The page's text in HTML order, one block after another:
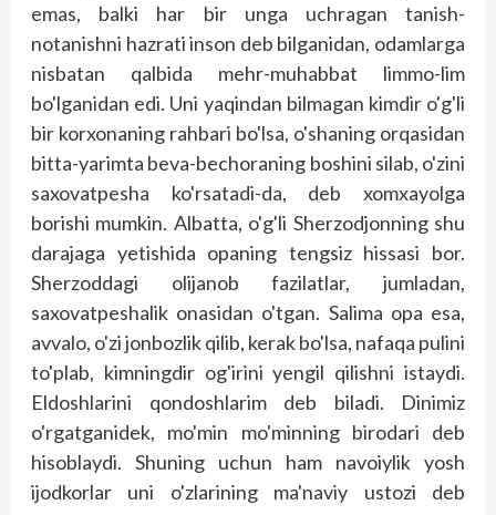
emas, balki har bir unga uchragan tanish-
notanishni hazrati inson deb bilganidan, odamlarga
nisbatan qalbida mehr-muhabbat limmo-lim
bo'lganidan edi. Uni yaqindan bilmagan kimdir o'g'li
bir korxonaning rahbari bo'lsa, o'shaning orqasidan
bitta-yarimta beva-bechoraning boshini silab, o'zini
saxovatpesha ko'rsatadi-da, deb xomxayolga
borishi mumkin. Albatta, o'g'li Sherzodjonning shu
darajaga yetishida opaning tengsiz hissasi bor.
Sherzoddagi olijanob fazilatlar, jumladan,
saxovatpeshalik onasidan o'tgan. Salima opa esa,
avvalo, o'zi jonbozlik qilib, kerak bo'lsa, nafaqa pulini
to'plab, kimningdir og'irini yengil qilishni istaydi.
Eldoshlarini qondoshlarim deb biladi. Dinimiz
o'rgatganidek, mo'min mo'minning birodari deb
hisoblaydi. Shuning uchun ham navoiylik yosh
ijodkorlar uni o'zlarining ma'naviy ustozi deb